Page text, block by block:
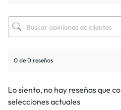
0 de 0 reseñas
Lo siento, no hay reseñas que
selecciones actuales